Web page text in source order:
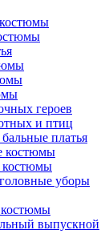
героев
и птиц
платья
костюмы
костюмы
уборы
костюмы
выпускной